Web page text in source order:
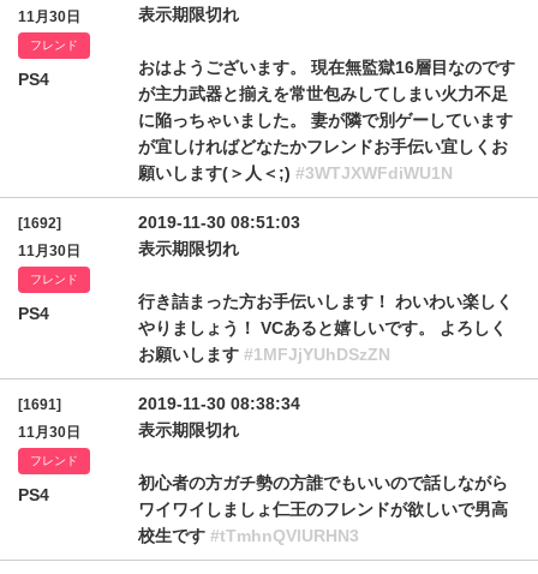
11月30日
フレンド
PS4
表示期限切れ
おはようございます。 現在無監獄16層目なのです
が主力武器と揃えを常世包みしてしまい火力不足
に陥っちゃいました。 妻が隣で別ゲーしています
が宜しければどなたかフレンドお手伝い宜しくお
願いします(＞人＜;) #3WTJXWFdiWU1N
[1692]
11月30日
フレンド
PS4
2019-11-30 08:51:03
表示期限切れ
行き詰まった方お手伝いします！ わいわい楽しく
やりましょう！ VCあると嬉しいです。 よろしく
お願いします #1MFJjYUhDSzZN
[1691]
11月30日
フレンド
PS4
2019-11-30 08:38:34
表示期限切れ
初心者の方ガチ勢の方誰でもいいので話しながら
ワイワイしましょ仁王のフレンドが欲しいで男高
校生です #tTmhnQVlURHN3